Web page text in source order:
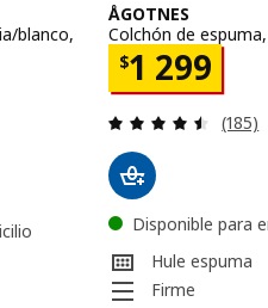
blanco,
Total opiniones:
ÅGOTNES
Colchón de
$1 299
Precio $
(185)
Disponible para
Hule espuma
Firme